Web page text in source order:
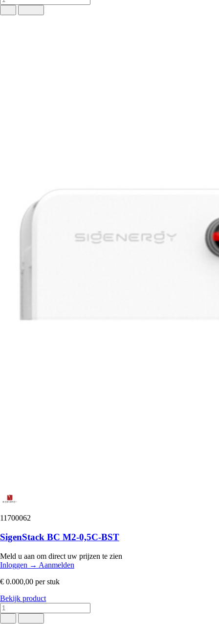
11700062
SigenStack BC M2-0,5C-BST
Meld u aan om direct uw prijzen te zien
Inloggen → Aanmelden
€ 0.000,00 per stuk
Bekijk product